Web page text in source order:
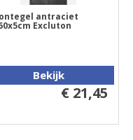
antraciet
Excluton
Bekijk
€ 21,45